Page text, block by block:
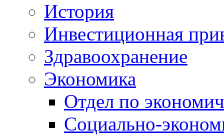
История
Инвестиционная
Здравоохранение
Экономика
Отдел по
Социально-